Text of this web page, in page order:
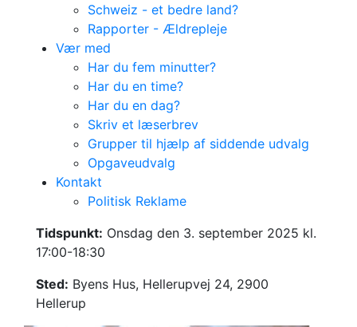
Schweiz - et bedre land?
Rapporter - Ældrepleje
Vær med
Har du fem minutter?
Har du en time?
Har du en dag?
Skriv et læserbrev
Grupper til hjælp af siddende udvalg
Opgaveudvalg
Kontakt
Politisk Reklame
Debat m. Mattias
Tesfaye
Tidspunkt: Onsdag den 3. september 2025 kl.
17:00-18:30
Sted: Byens Hus, Hellerupvej 24, 2900
Hellerup